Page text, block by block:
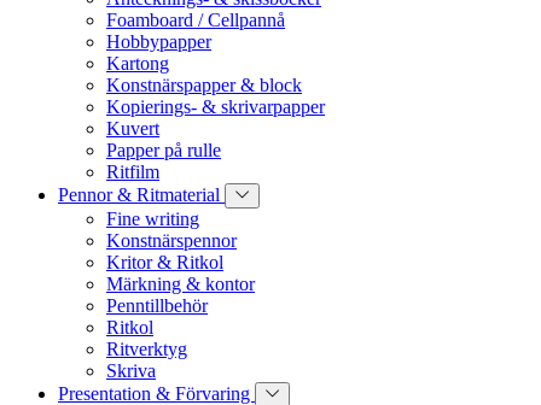
Foamboard / Cellpannå
Hobbypapper
Kartong
Konstnärspapper & block
Kopierings- & skrivarpapper
Kuvert
Papper på rulle
Ritfilm
Pennor & Ritmaterial
Fine writing
Konstnärspennor
Kritor & Ritkol
Märkning & kontor
Penntillbehör
Ritkol
Ritverktyg
Skriva
Presentation & Förvaring